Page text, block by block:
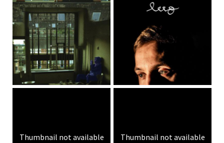
Thumbnail not available Thumbnail not available